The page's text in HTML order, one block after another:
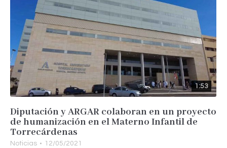
1:53
Diputación y ARGAR colaboran en un proyecto
de humanización en el Materno Infantil de
Torrecárdenas
Noticias 12/05/2021